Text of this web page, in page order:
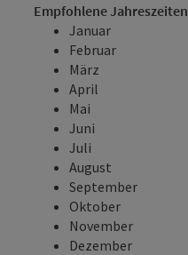
Empfohlene
Januar
Februar
März
April
Mai
Juni
Juli
August
September
Oktober
November
Dezember